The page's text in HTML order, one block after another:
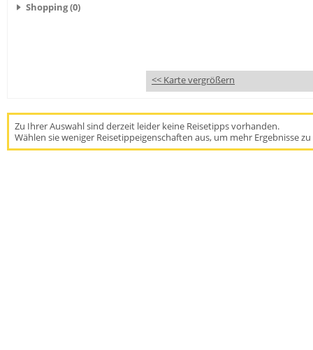
Shopping (0)
<< Karte vergrößern
Zu Ihrer Auswahl sind derzeit leider keine Reisetipps vorhanden.
Wählen sie weniger Reisetippeigenschaften aus, um mehr Ergebnisse